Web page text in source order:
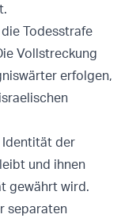
Todesstrafe
Vollstreckung
erfolgen,
Identität der
und ihnen
gewährt wird.
separaten